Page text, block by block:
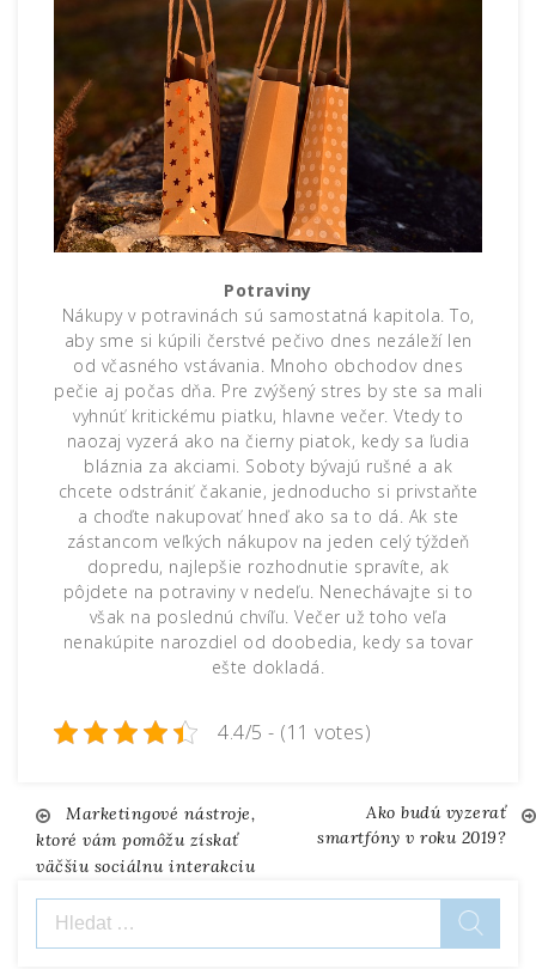
Potraviny
Nákupy v potravinách sú samostatná kapitola. To,
aby sme si kúpili čerstvé pečivo dnes nezáleží len
od včasného vstávania. Mnoho obchodov dnes
pečie aj počas dňa. Pre zvýšený stres by ste sa mali
vyhnúť kritickému piatku, hlavne večer. Vtedy to
naozaj vyzerá ako na čierny piatok, kedy sa ľudia
bláznia za akciami. Soboty bývajú rušné a ak
chcete odstrániť čakanie, jednoducho si privstaňte
a choďte nakupovať hneď ako sa to dá. Ak ste
zástancom veľkých nákupov na jeden celý týždeň
dopredu, najlepšie rozhodnutie spravíte, ak
pôjdete na potraviny v nedeľu. Nenechávajte si to
však na poslednú chvíľu. Večer už toho veľa
nenakúpite narozdiel od doobedia, kedy sa tovar
ešte dokladá.
4.4/5 - (11 votes)
Navigace
pro
příspěvek
Marketingové nástroje,
ktoré vám pomôžu získať
väčšiu sociálnu interakciu
Ako budú vyzerať
smartfóny v roku 2019?
Vyhledávání